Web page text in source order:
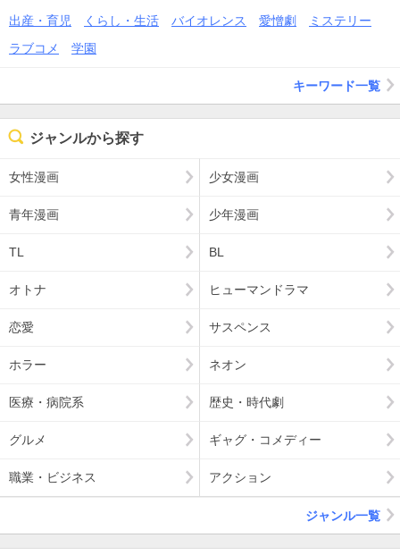
出産・育児 くらし・生活 バイオレンス 愛憎劇
ミステリー
ラブコメ
学園
キーワード一覧
ジャンルから探す
女性漫画 少女漫画
青年漫画 少年漫画
TL BL
オトナ ヒューマンドラマ
恋愛 サスペンス
ホラー ネオン
医療・病院系 歴史・時代劇
グルメ ギャグ・コメディー
職業・ビジネス アクション
ジャンル一覧